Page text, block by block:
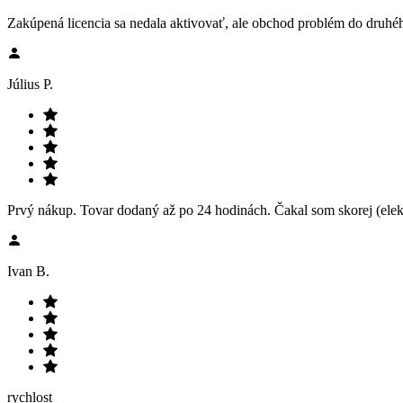
Zakúpená licencia sa nedala aktivovať, ale obchod problém do
Július P.
Prvý nákup. Tovar dodaný až po 24 hodinách. Čakal som skorej
Ivan B.
rychlost